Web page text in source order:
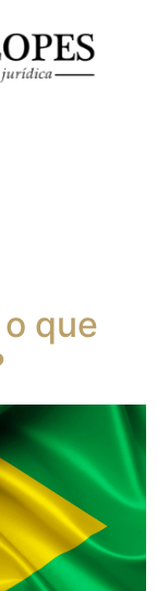
que